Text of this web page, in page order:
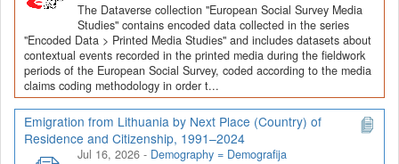
The Dataverse collection "European Social Survey Media
Studies" contains encoded data collected in the series
"Encoded Data > Printed Media Studies" and includes datasets about
contextual events recorded in the printed media during the fieldwork
periods of the European Social Survey, coded according to the media
claims coding methodology in order t...
Emigration from Lithuania by Next Place (Country) of
Residence and Citizenship, 1991–2024
Jul 16, 2026 - Demography = Demografija